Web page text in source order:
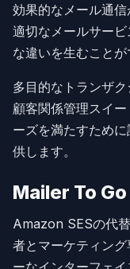
効果的なメール通信
適切なメールサー
な違いを生むことが
多目的なトランザ
顧客関係管理スイ
ーズを満たすため
供します。
Mailer To Go
Amazon SESの代
者とマーケティン